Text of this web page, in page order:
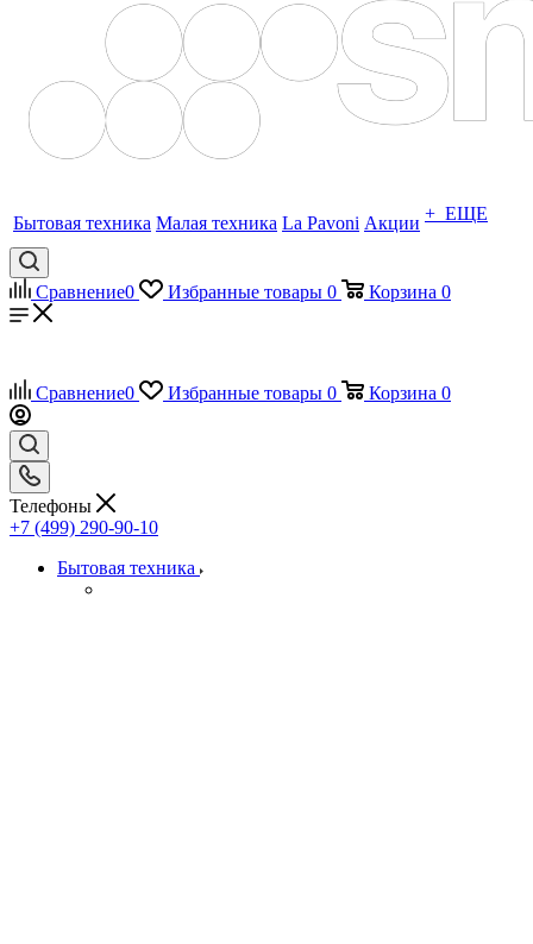
Бытовая техника Малая техника La Pavoni Акции + ЕЩЕ
Сравнение0 Избранные товары 0 Корзина 0
Сравнение0 Избранные товары 0 Корзина 0
Телефоны
+7 (499) 290-90-10
Бытовая техника